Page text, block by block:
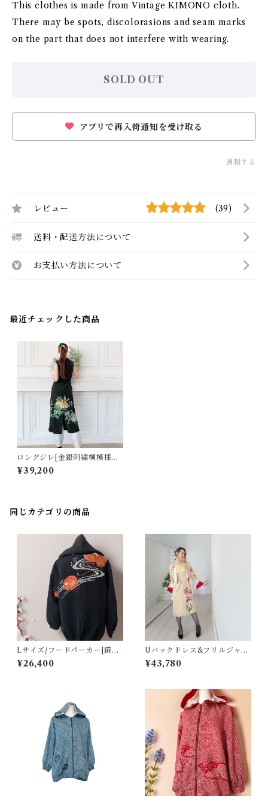
This clothes is made from Vintage KIMONO cloth.
There may be spots, discolorasions and seam marks
on the part that does not interfere with wearing.
SOLD OUT
アプリで再入荷通知を受け取る
通報する
レビュー (39)
送料・配送方法について
お支払い方法について
最近チェックした商品
ロングジレ[金銀刺繍桐模様黒
留袖]
¥39,200
同じカテゴリの商品
Lサイズ/フードパーカー[鏡裏
模様 黒絵羽織]
¥26,400
Uバックドレス&フリルジャケ
ット[山吹色に絞染め紅花付下
げ]
¥43,780